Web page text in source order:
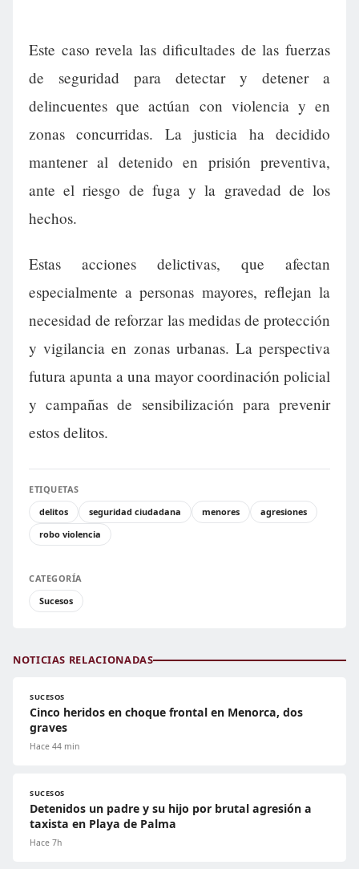
Este caso revela las dificultades de las fuerzas
de seguridad para detectar y detener a
delincuentes que actúan con violencia y en
zonas concurridas. La justicia ha decidido
mantener al detenido en prisión preventiva,
ante el riesgo de fuga y la gravedad de los
hechos.
Estas acciones delictivas, que afectan
especialmente a personas mayores, reflejan la
necesidad de reforzar las medidas de protección
y vigilancia en zonas urbanas. La perspectiva
futura apunta a una mayor coordinación policial
y campañas de sensibilización para prevenir
estos delitos.
ETIQUETAS
delitos
seguridad ciudadana menores
agresiones
robo violencia
CATEGORÍA
Sucesos
NOTICIAS RELACIONADAS
SUCESOS
Cinco heridos en choque frontal en Menorca, dos
graves
Hace 44 min
SUCESOS
Detenidos un padre y su hijo por brutal agresión a
taxista en Playa de Palma
Hace 7h